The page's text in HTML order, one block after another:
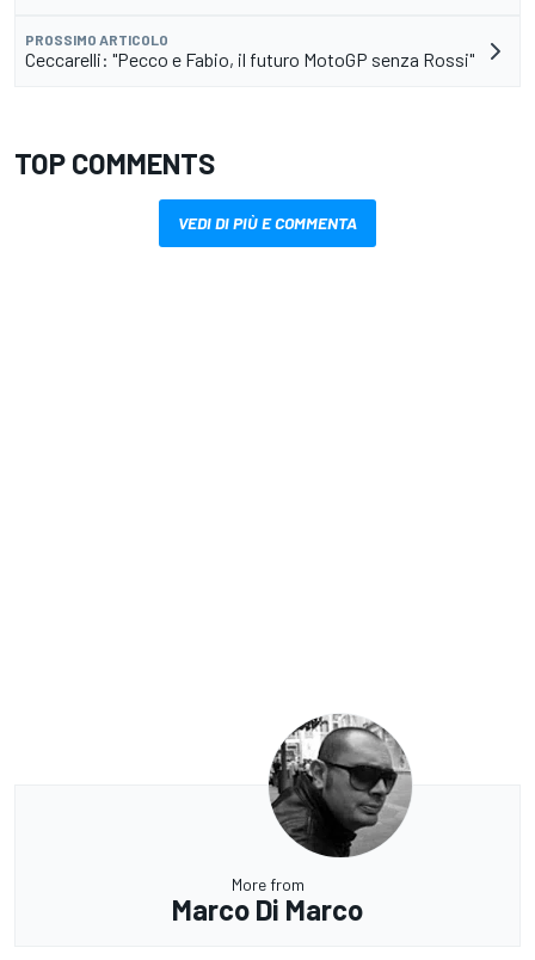
PROSSIMO ARTICOLO
Ceccarelli: "Pecco e Fabio, il futuro MotoGP senza Rossi"
TOP COMMENTS
VEDI DI PIÙ E COMMENTA
More from
Marco Di Marco